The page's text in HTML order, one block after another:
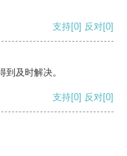
支持[0] 反对[0]
及时解决。
支持[0] 反对[0]